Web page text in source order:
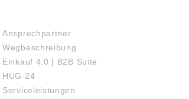
Ansprechpartner
Wegbeschreibung
Einkauf 4.0 | B2B Suite
HUG 24
Serviceleistungen